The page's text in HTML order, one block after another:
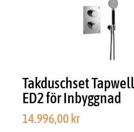
Takduschset
ED2 för Inbyggnad
14.996,00 kr